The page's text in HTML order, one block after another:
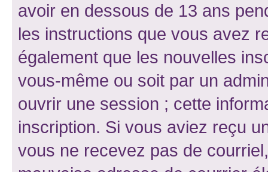
avoir en dessous de 13 ans
les instructions que vous avez
également que les nouvelles
vous-même ou soit par un
ouvrir une session ; cette
inscription. Si vous aviez reçu
vous ne recevez pas de